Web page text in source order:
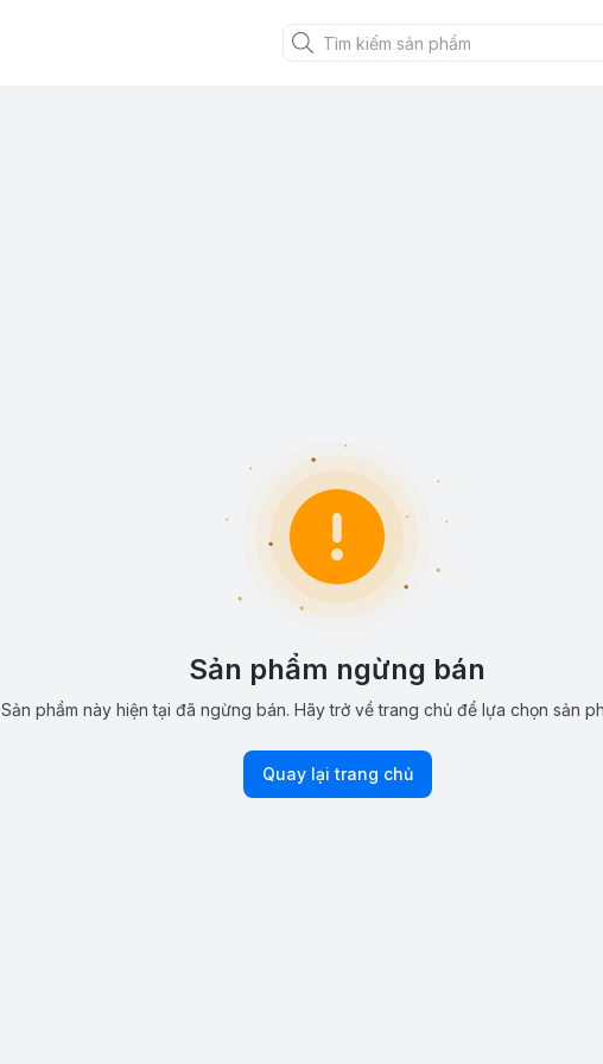
Sản phẩm ngừng bán
Sản phẩm này hiện tại đã ngừng bán. Hãy trở về trang chủ để lựa chọn sản
Quay lại trang chủ